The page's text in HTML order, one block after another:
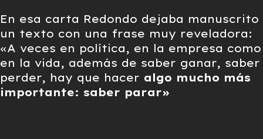
En esa carta Redondo dejaba manuscrito
un texto con una frase muy reveladora:
«A veces en política, en la empresa como
en la vida, además de saber ganar, saber
perder, hay que hacer algo mucho más
importante: saber parar»